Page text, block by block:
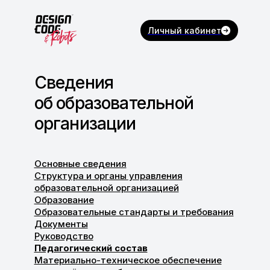
Личный кабинет
Сведения
об образовательной
организации
Основные сведения
Структура и органы управления
образовательной организацией
Образование
Образовательные стандарты и требования
Документы
Руководство
Педагогический состав
Материально-техническое обеспечение